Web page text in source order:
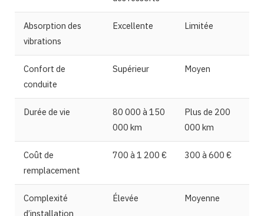
Absorption des
vibrations
Excellente Limitée
Confort de
conduite
Supérieur Moyen
Durée de vie
80 000 à 150
000 km
Plus de 200
000 km
Coût de
remplacement
700 à 1 200 € 300 à 600 €
Complexité
d’installation
Élevée Moyenne